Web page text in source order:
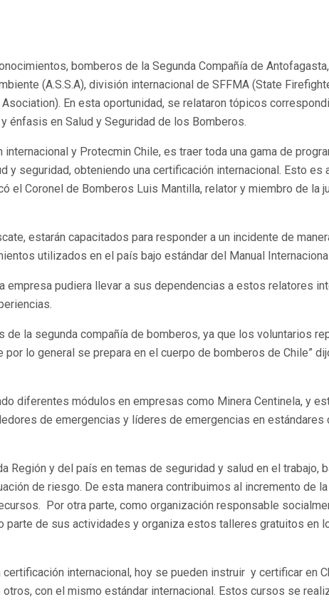
bomberos de la Segunda Compañía de
(A.S.S.A), división internacional de SFFMA (State
En esta oportunidad, se relataron tópicos
énfasis en Salud y Seguridad de los Bomberos.
y Protecmin Chile, es traer toda una gama de
seguridad, obteniendo una certificación internacional. Esto es
el Coronel de Bomberos Luis Mantilla, relator y miembro de la
estarán capacitados para responder a un incidente de
utilizados en el país bajo estándar del Manual
pudiera llevar a sus dependencias a estos relatores
la segunda compañía de bomberos, ya que los voluntarios
lo general se prepara en el cuerpo de bomberos de Chile”
diferentes módulos en empresas como Minera Centinela, y
de emergencias y líderes de emergencias en
y del país en temas de seguridad y salud en el trabajo,
de riesgo. De esta manera contribuimos al incremento de
Por otra parte, como organización responsable
de sus actividades y organiza estos talleres gratuitos en
internacional, hoy se pueden instruir y certificar en
con el mismo estándar internacional. Estos cursos se